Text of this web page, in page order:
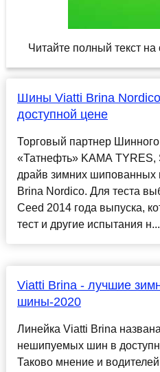
Читайте полный текст на
Шины Viatti Brina
доступной цене
Торговый партнер
«Татнефть» KAMA TYRES,
драйв зимних шипованных
Brina Nordico. Для теста
Ceed 2014 года выпуска,
тест и другие испытания н...
Viatti Brina - лучшие
шины-2020
Линейка Viatti Brina
нешипуемых шин в
Таково мнение и